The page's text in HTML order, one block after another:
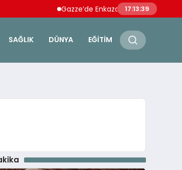
Gazze’de Enkazdan 112 Naaş Çıkarıldı:
17:13:40
SAĞLIK DÜNYA EĞITIM